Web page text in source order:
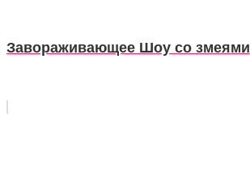
Завораживающее Шоу со змеями